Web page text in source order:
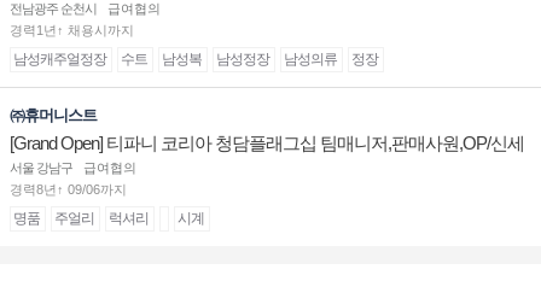
전남광주 순천시
급여협의
경력1년↑ 채용시까지
남성캐주얼정장 수트 남성복 남성정장 남성의류 정장
㈜휴머니스트
[Grand Open] 티파니 코리아 청담플래그십 팀매니저,판매사원,OP/신세
계대전 판매사원 채용
서울 강남구
급여협의
경력8년↑ 09/06까지
명품 주얼리 럭셔리 시계